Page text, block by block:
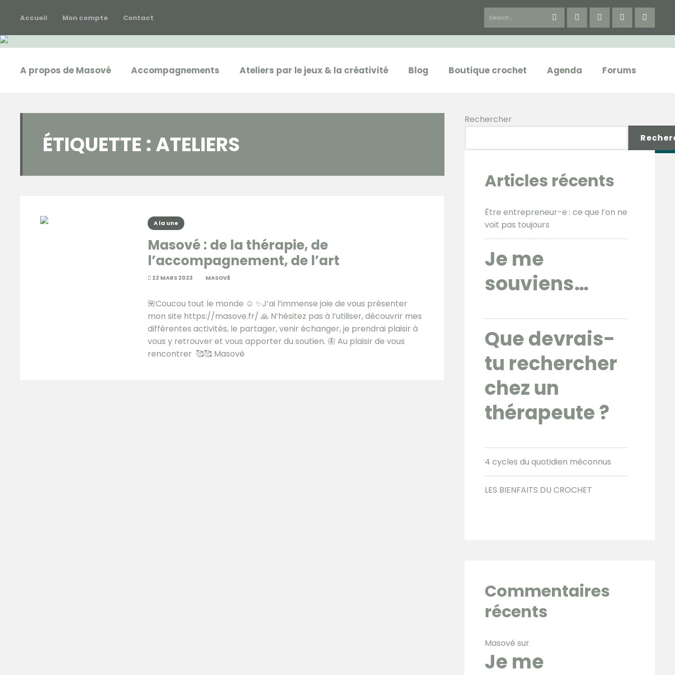
Accueil Mon compte Contact
A propos de Masové Accompagnements Ateliers par le jeux & la créativité Blog Boutique crochet Agenda Forums
ÉTIQUETTE :ATELIERS
A la une
Masové : de la thérapie, de
l’accompagnement, de l’art
22 MARS 2023 MASOVÉ
🌺Coucou tout le monde ☺️ ✨J’ai l’immense joie de vous présenter
mon site https://masove.fr/ 🙏 N’hésitez pas à l’utiliser, découvrir mes
différentes activités, le partager, venir échanger, je prendrai plaisir à
vous y retrouver et vous apporter du soutien. 🦋 Au plaisir de vous
rencontrer 🥰🥰 Masové
Rechercher
Articles récents
Être entrepreneur-e : ce que l’on ne
voit pas toujours
Je me
souviens…
Que devrais-
tu rechercher
chez un
thérapeute ?
4 cycles du quotidien méconnus
LES BIENFAITS DU CROCHET
Commentaires
récents
Masové sur
Je me